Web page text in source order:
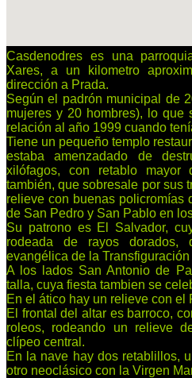
Casdenodres es una
Xares, a un kilometro
dirección a Prada.
Según el padrón municipal de
mujeres y 20 hombres), lo que
relación al año 1999 cuando
Tiene un pequeño templo
estaba amenzadado de
xilófagos, con retablo mayor
también, que sobresale por sus
relieve con buenas policromías
de San Pedro y San Pablo en
Su patrono es El Salvador,
rodeada de rayos
evangélica de la Transfiguración
A los lados San Antonio de
talla, cuya fiesta tambien se
En el ático hay un relieve con el
El frontal del altar es barroco,
roleos, rodeando un relieve
clípeo central.
En la nave hay dos retablillos,
otro neoclásico con la Virgen